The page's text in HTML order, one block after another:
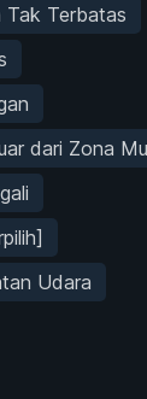
Tak Terbatas
dari Zona
Udara